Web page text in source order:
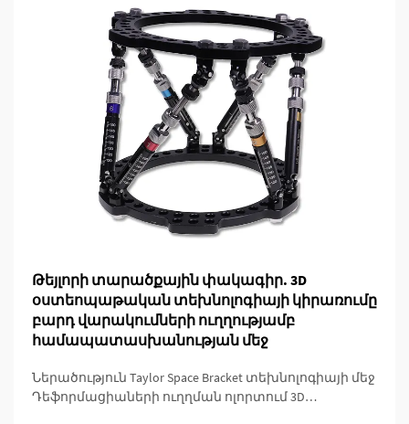
Թեյլորի տարածքային փակագիր. 3D
օստեոպաթական տեխնոլոգիայի կիրառումը
բարդ վարակումների ուղղությամբ
համապատասխանության մեջ
Ներածություն Taylor Space Bracket տեխնոլոգիայի մեջ
Դեֆորմացիաների ուղղման ոլորտում 3D